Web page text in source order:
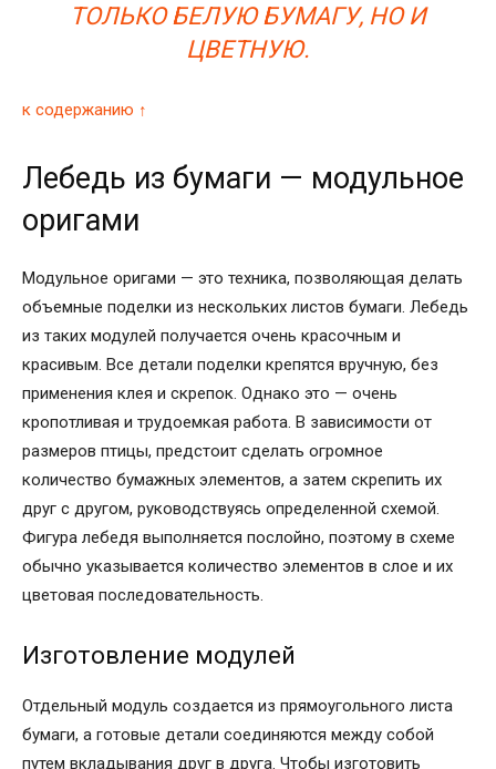
ТОЛЬКО БЕЛУЮ БУМАГУ, НО И
ЦВЕТНУЮ.
к содержанию ↑
Лебедь из бумаги — модульное
оригами
Модульное оригами — это техника, позволяющая делать
объемные поделки из нескольких листов бумаги. Лебедь
из таких модулей получается очень красочным и
красивым. Все детали поделки крепятся вручную, без
применения клея и скрепок. Однако это — очень
кропотливая и трудоемкая работа. В зависимости от
размеров птицы, предстоит сделать огромное
количество бумажных элементов, а затем скрепить их
друг с другом, руководствуясь определенной схемой.
Фигура лебедя выполняется послойно, поэтому в схеме
обычно указывается количество элементов в слое и их
цветовая последовательность.
Изготовление модулей
Отдельный модуль создается из прямоугольного листа
бумаги, а готовые детали соединяются между собой
путем вкладывания друг в друга. Чтобы изготовить